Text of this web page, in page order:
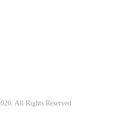
All Rights Reserved